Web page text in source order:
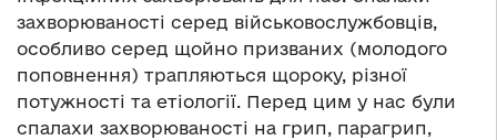
захворюваності серед військовослужбовців,
особливо серед щойно призваних (молодого
поповнення) трапляються щороку, різної
потужності та етіології. Перед цим у нас були
спалахи захворюваності на грип, парагрип,